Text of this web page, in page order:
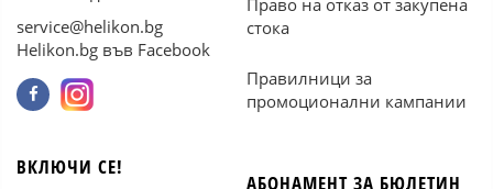
service@helikon.bg
Helikon.bg във Facebook
Право на отказ от закупена
стока
Правилници за
промоционални кампании
ВКЛЮЧИ СЕ!
АБОНАМЕНТ ЗА БЮЛЕТИН